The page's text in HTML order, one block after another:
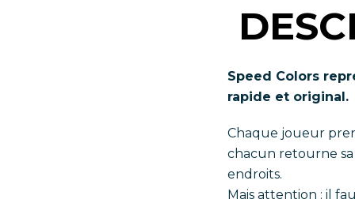
Speed Colors
rapide et original.
Chaque joueur
chacun retourne
endroits.
Mais attention : il